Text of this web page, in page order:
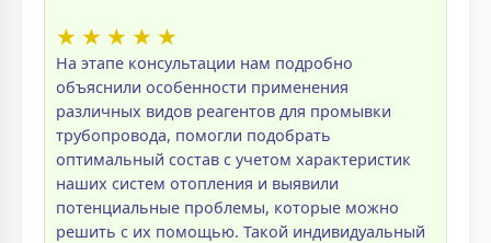
★ ★ ★ ★ ★
На этапе консультации нам подробно
объяснили особенности применения
различных видов реагентов для промывки
трубопровода, помогли подобрать
оптимальный состав с учетом характеристик
наших систем отопления и выявили
потенциальные проблемы, которые можно
решить с их помощью. Такой индивидуальный